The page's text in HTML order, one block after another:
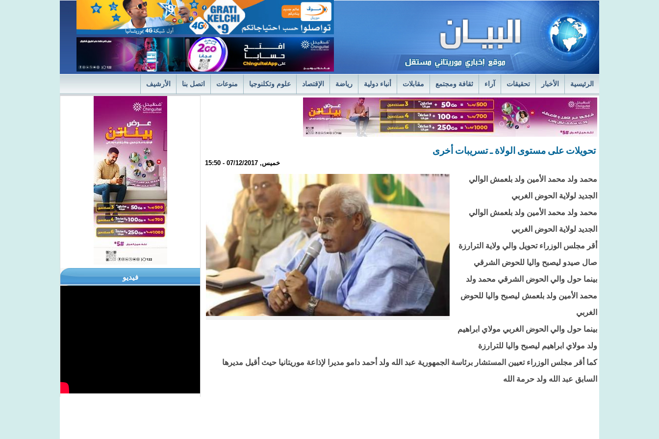
الرئيسية الأخبار تحقيقات آراء ثقافة ومجتمع مقابلات أنباء دولية رياضة الإقتصاد علوم وتكلنوجيا منوعات اتصل بنا الأرشيف
السفير الروسي في نواكشوط يزور مركز الصحراء المستشفى العسكري بنواكشوط يعلن استئناف علاج حصى الكلى بتقنية الليزر الحديثة
قائد أركان الجيوش يعاين الخدمات الطبية في المستشفى العسكري وزير الصحةً يترأس اجتماعا استثنائيا للديوان الموسع لتسليم جوائز "التميز" في نسختها الأولى 2024
فيديو
تحويلات على مستوى الولاة ـ تسريبات أخرى
خميس, 07/12/2017 - 15:50
محمد ولد محمد الأمين ولد بلعمش الوالي
الجديد لولاية الحوض الغربي
محمد ولد محمد الأمين ولد بلعمش الوالي
الجديد لولاية الحوض الغربي
أقر مجلس الوزراء تحويل والي ولاية الترارزة
صال صيدو ليصبح واليا للحوض الشرقي
بينما حول والي الحوض الشرقي محمد ولد
محمد الأمين ولد بلعمش ليصبح واليا للحوض
الغربي
بينما حول والي الحوض الغربي مولاي ابراهيم
ولد مولاي ابراهيم ليصبح واليا للترارزة
كما أقر مجلس الوزراء تعيين المستشار برئاسة الجمهورية عبد الله ولد أحمد دامو مديرا لإذاعة موريتانيا حيث أقيل مديرها
السابق عبد الله ولد حرمة الله